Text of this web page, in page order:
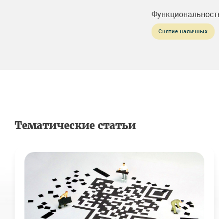
Снятие наличных
Тематические статьи